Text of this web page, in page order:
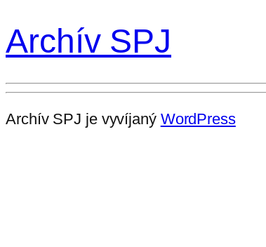
Archív SPJ
Archív SPJ je vyvíjaný WordPress